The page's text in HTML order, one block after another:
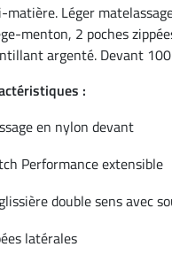
Léger
menton, 2 poches
argenté. Devant
:
en nylon devant
Performance extensible
double sens avec
latérales